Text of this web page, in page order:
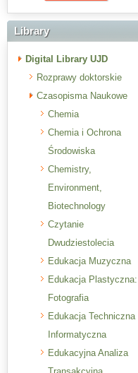
Library
Digital Library UJD
Rozprawy doktorskie
Czasopisma Naukowe
Chemia
Chemia i Ochrona
Środowiska
Chemistry,
Environment,
Biotechnology
Czytanie
Dwudziestolecia
Edukacja Muzyczna
Edukacja Plastyczna:
Fotografia
Edukacja Techniczna
Informatyczna
Edukacyjna Analiza